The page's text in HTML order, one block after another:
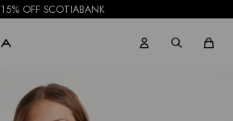
15% OFF SCOTIABANK
NOTIFICARME